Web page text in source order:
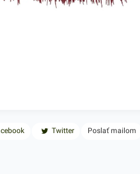
Twitter Poslať mailom